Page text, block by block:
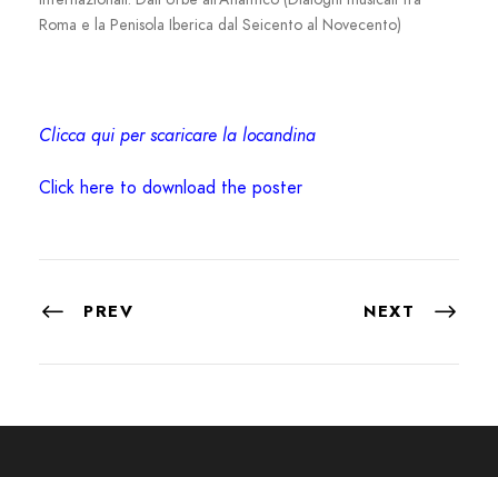
Roma e la Penisola Iberica dal Seicento al Novecento)
Clicca qui per scaricare la locandina
Click here to download the poster
PREV NEXT